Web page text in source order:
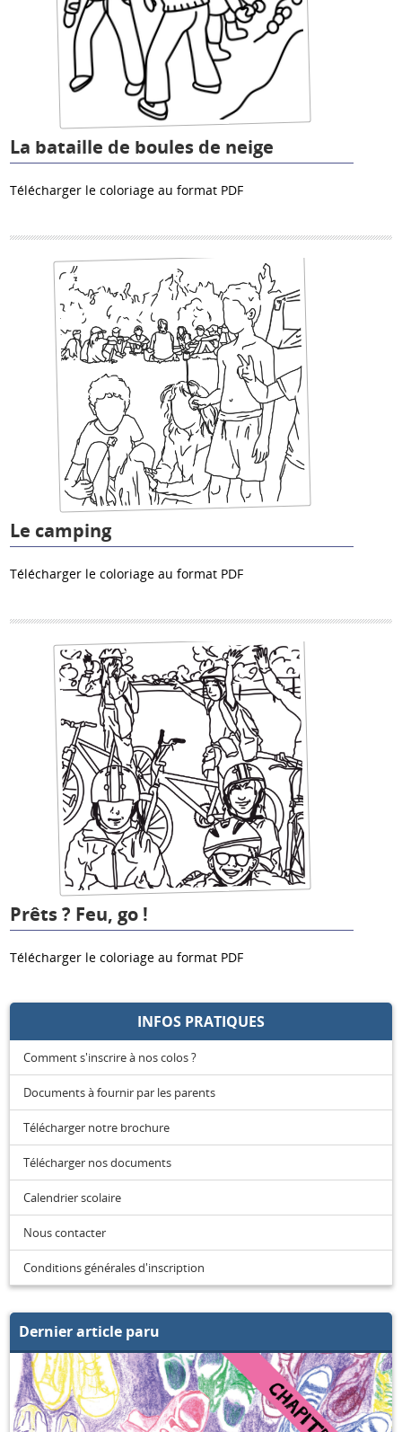
La bataille de boules de neige
Télécharger le coloriage au format PDF
Le camping
Télécharger le coloriage au format PDF
Prêts ? Feu, go !
Télécharger le coloriage au format PDF
INFOS PRATIQUES
Comment s'inscrire à nos colos ?
Documents à fournir par les parents
Télécharger notre brochure
Télécharger nos documents
Calendrier scolaire
Nous contacter
Conditions générales d'inscription
Dernier article paru